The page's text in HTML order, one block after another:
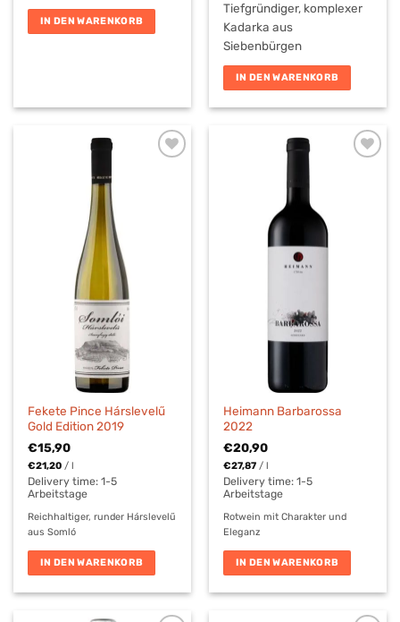
IN DEN WARENKORB
Tiefgründiger, komplexer
Kadarka aus
Siebenbürgen
IN DEN WARENKORB
Fekete Pince Hárslevelű
Gold Edition 2019
€15,90
€21,20 /l
Delivery time:1-5
Arbeitstage
Reichhaltiger, runder Hárslevelű
aus Somló
IN DEN WARENKORB
Heimann Barbarossa
2022
€20,90
€27,87 /l
Delivery time:1-5
Arbeitstage
Rotwein mit Charakter und
Eleganz
IN DEN WARENKORB